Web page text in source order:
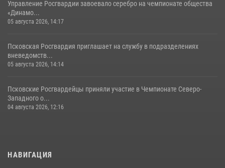
Управление Росгвардии завоевало серебро на чемпионате общества
«Динамо...
05 августа 2026, 14:17
Псковская Росгвардия приглашает на службу в подразделениях
вневедомств...
05 августа 2026, 14:14
Псковские Росгвардейцы приняли участие в Чемпионате Северо-
Западного о...
04 августа 2026, 12:16
НАВИГАЦИЯ